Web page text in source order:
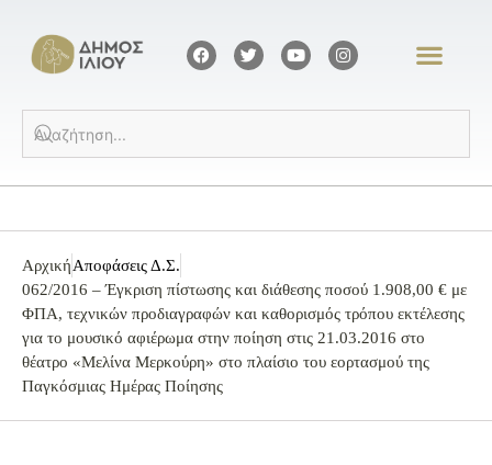
ΑρχικήΑποφάσεις Δ.Σ.
062/2016 – Έγκριση πίστωσης και διάθεσης ποσού 1.908,00 € με
ΦΠΑ, τεχνικών προδιαγραφών και καθορισμός τρόπου εκτέλεσης
για το μουσικό αφιέρωμα στην ποίηση στις 21.03.2016 στο
θέατρο «Μελίνα Μερκούρη» στο πλαίσιο του εορτασμού της
Παγκόσμιας Ημέρας Ποίησης